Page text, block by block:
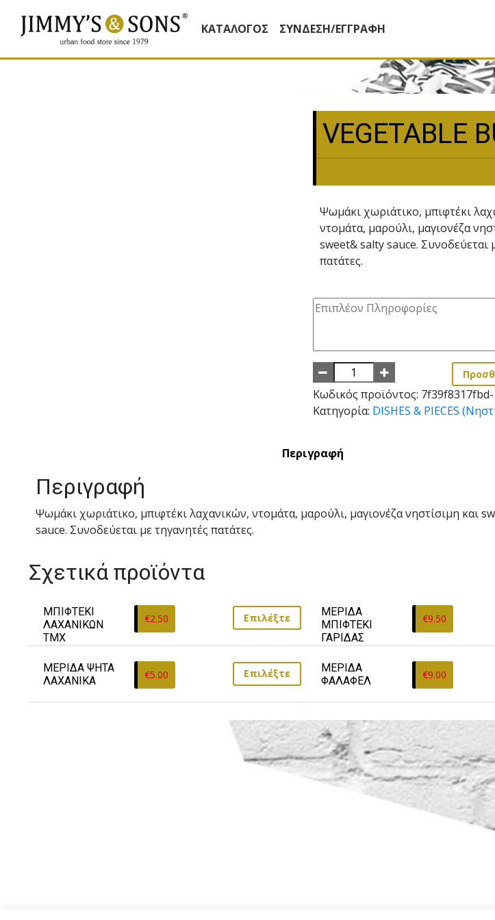
ΚΑΤΆΛΟΓΟΣ ΣΥΝΔΕΣΗ/ΕΓΓΡΑΦΗ
VEGETABLE
Ψωμάκι χωριάτικο, μπιφτέκι
ντομάτα, μαρούλι, μαγιονέζα
sweet& salty sauce. Συνοδεύεται
πατάτες.
Κωδικός προϊόντος:
Κατηγορία: DISHES & PIECES
Περιγραφή
Περιγραφή
Ψωμάκι χωριάτικο, μπιφτέκι λαχανικών, ντομάτα, μαρούλι, μαγιονέζα νηστίσιμη και
sauce. Συνοδεύεται με τηγανητές πατάτες.
Σχετικά προϊόντα
ΜΠΙΦΤΕΚΙ
ΛΑΧΑΝΙΚΩΝ
ΤΜΧ
€2.50 Επιλέξτε
ΜΕΡΙΔΑ
ΜΠΙΦΤΕΚΙ
ΓΑΡΙΔΑΣ
€9.50
ΜΕΡΙΔΑ ΨΗΤΑ
ΛΑΧΑΝΙΚΑ
€5.00 Επιλέξτε
ΜΕΡΙΔΑ
ΦΑΛΑΦΕΛ
€9.00